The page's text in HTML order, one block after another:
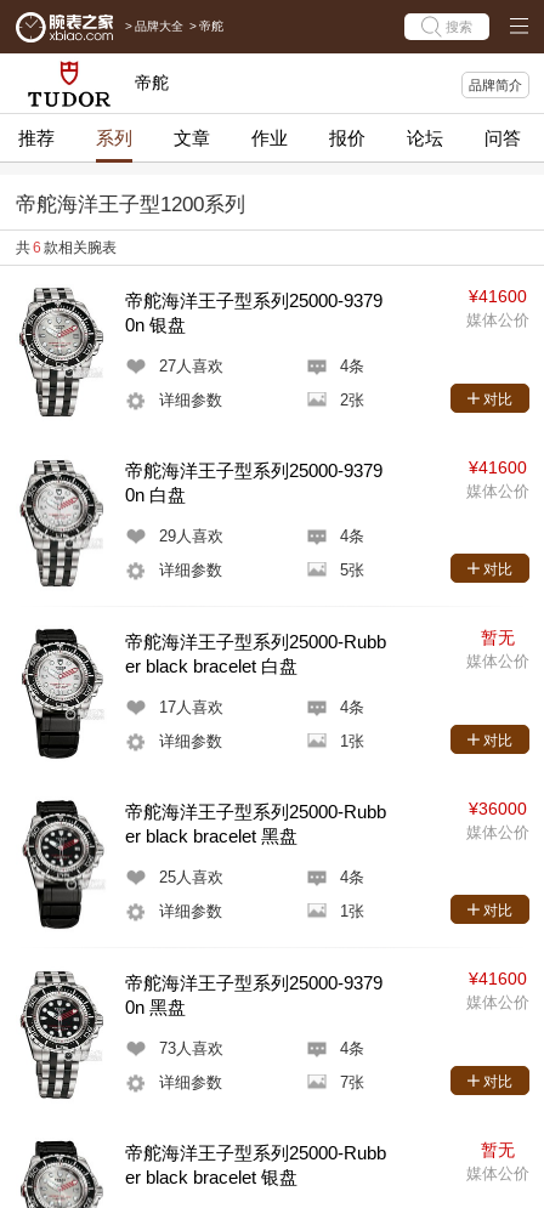
> 品牌大全 > 帝舵 搜索
帝舵 品牌简介
推荐 系列 文章 作业 报价 论坛 问答
帝舵海洋王子型1200系列
共6 款相关腕表
帝舵海洋王子型系列25000-9379
0n 银盘
27人喜欢
4条
详细参数
2张
¥41600
媒体公价
对比
帝舵海洋王子型系列25000-9379
0n 白盘
29人喜欢
4条
详细参数
5张
¥41600
媒体公价
对比
帝舵海洋王子型系列25000-Rubb
er black bracelet 白盘
17人喜欢
4条
详细参数
1张
暂无
媒体公价
对比
帝舵海洋王子型系列25000-Rubb
er black bracelet 黑盘
25人喜欢
4条
详细参数
1张
¥36000
媒体公价
对比
帝舵海洋王子型系列25000-9379
0n 黑盘
73人喜欢
4条
详细参数
7张
¥41600
媒体公价
对比
帝舵海洋王子型系列25000-Rubb
er black bracelet 银盘
暂无
媒体公价